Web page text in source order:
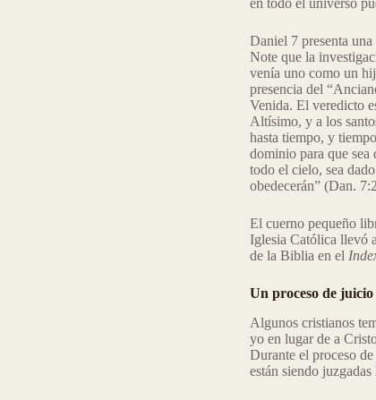
en todo el universo
Daniel 7 presenta
Note que la
venía uno como un
presencia del
Venida. El veredicto
Altísimo, y a los
hasta tiempo, y
dominio para que
todo el cielo, sea
obedecerán” (Dan.
El cuerno pequeño
Iglesia Católica llevó
de la Biblia en el
Un proceso de juicio
Algunos cristianos
yo en lugar de a
Durante el proceso
están siendo